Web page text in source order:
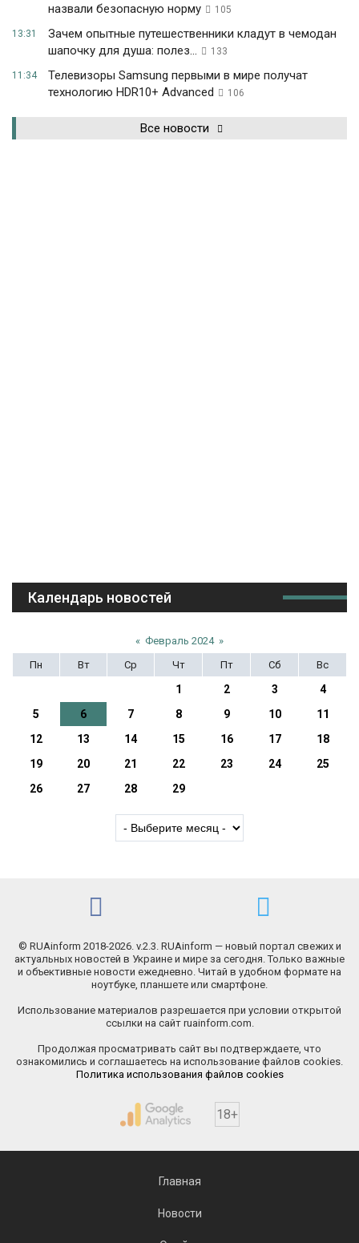
назвали безопасную норму
105
13:31
Зачем опытные путешественники кладут в чемодан
шапочку для душа: полез...
133
11:34
Телевизоры Samsung первыми в мире получат
технологию HDR10+ Advanced
106
Все новости
Календарь новостей
« Февраль 2024 »
Пн
Вт Ср Чт Пт Сб Вс
1 2 3
4
5
6 7 8 9 10
11
12
13 14 15 16 17
18
19
20 21 22 23 24
25
26
27 28 29
© RUAinform 2018-2026. v.2.3. RUAinform — новый портал свежих и
актуальных новостей в Украине и мире за сегодня. Только важные
и объективные новости ежедневно. Читай в удобном формате на
ноутбуке, планшете или смартфоне.
Использование материалов разрешается при условии открытой
ссылки на сайт ruainform.com.
Продолжая просматривать сайт вы подтверждаете, что
ознакомились и соглашаетесь на использование файлов cookies.
Политика использования файлов cookies
18+
Главная
Новости